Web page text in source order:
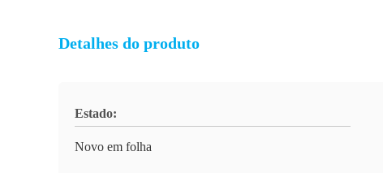
Detalhes do produto
Estado:
Novo em folha